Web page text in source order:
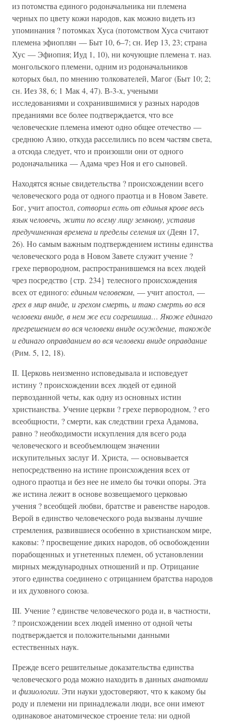
из потомства единого родоначальника ни племена
черных по цвету кожи народов, как можно видеть из
упоминания ? потомках Хуса (потомством Хуса считают
племена эфиоплян — Быт 10, 6–7; сн. Иер 13, 23; страна
Хус — Эфиопия; Иуд 1, 10), ни кочующие племена т. наз.
монгольского племени, одним из родоначальников
которых был, по мнению толкователей, Магог (Быт 10; 2;
сн. Иез 38, 6; 1 Мак 4, 47). В-3-х, учеными
исследованиями и сохранившимися у разных народов
преданиями все более подтверждается, что все
человеческие племена имеют одно общее отечество —
среднюю Азию, откуда расселились по всем частям света,
a отсюда следует, что и произошли они от одного
родоначальника — Адама чрез Ноя и его сыновей.
Находятся ясные свидетельства ? происхождении всего
человеческого рода от одного праотца и в Новом Завете.
Бог, учит апостол, сотворил есть от единыя крове весь
язык человечь, жити по всему лицу земному, уставив
предучиненная времена и пределы селения их(Деян 17,
26). Но самым важным подтверждением истины единства
человеческого рода в Новом Завете служит учение ?
грехе первородном, распространившемся на всех людей
чрез посредство {стр. 234} телесного происхождения
всех от единого: единым человеком, — учит апостол, —
грех в мир вниде, и грехом смерть, и тако смерть во вся
человеки вниде, в нем же еси согрешиша… Якоже единаго
прегрешением во вся человеки вниде осуждение, такожде
и единаго оправданием во вся человеки вниде оправдание
(Рим. 5, 12, 18).
II. Церковь неизменно исповедывала и исповедует
истину ? происхождении всех людей от единой
первозданной четы, как одну из основных истин
христианства. Учение церкви ? грехе первородном, ? его
всеобщности, ? смерти, как следствии греха Адамова,
равно ? необходимости искупления для всего рода
человеческого и всеобъемлющем значении
искупительных заслуг И. Христа, — основывается
непосредственно на истине происхождения всех от
одного праотца и без нее не имело бы точки опоры. Эта
же истина лежит в основе возвещаемого церковью
учения ? всеобщей любви, братстве и равенстве народов.
Верой в единство человеческого рода вызваны лучшие
стремления, развившиеся особенно в христианском мире,
каковы: ? просвещение диких народов, об освобождении
порабощенных и угнетенных племен, об установлении
мирных международных отношений и пр. Отрицание
этого единства соединено с отрицанием братства народов
и их духовного союза.
III. Учение ? единстве человеческого рода и, в частности,
? происхождении всех людей именно от одной четы
подтверждается и положительными данными
естественных наук.
Прежде всего решительные доказательства единства
человеческого рода можно находить в данныханатомии
и физиологии. Эти науки удостоверяют, что к какому бы
роду и племени ни принадлежали люди, все они имеют
одинаковое анатомическое строение тела: ни одной